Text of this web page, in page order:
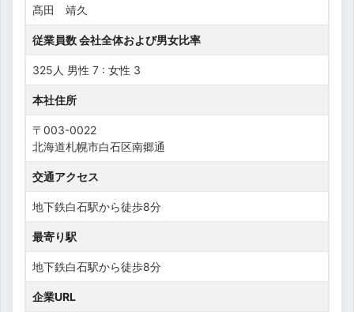
髙田 靖久
従業員数 会社全体および男女比率
325人 男性 7 : 女性 3
本社住所
〒003-0022
北海道札幌市白石区南郷通
交通アクセス
地下鉄白石駅から徒歩8分
最寄り駅
地下鉄白石駅から徒歩8分
企業URL